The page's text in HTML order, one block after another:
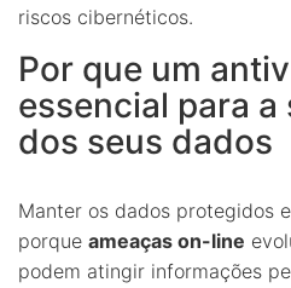
riscos cibernéticos.
Por que um
essencial para a
dos seus dados
Manter os dados protegidos
porque ameaças on-line
podem atingir informações